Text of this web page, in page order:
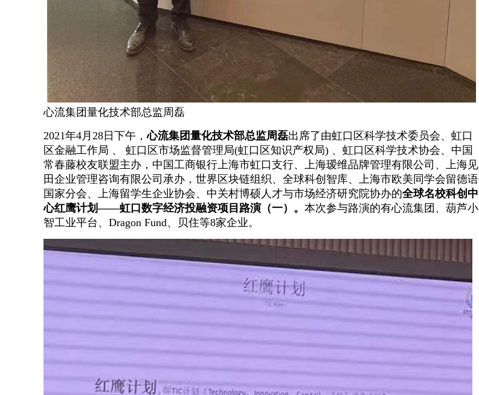
心流集团量化技术部总监周磊
2021年4月28日下午，心流集团量化技术部总监周磊出席了由虹口区科学技术委员会、虹口
区金融工作局 、 虹口区市场监督管理局(虹口区知识产权局) 、虹口区科学技术协会、中国
常春藤校友联盟主办，中国工商银行上海市虹口支行、上海瑷维品牌管理有限公司、上海见
田企业管理咨询有限公司承办，世界区块链组织、全球科创智库、上海市欧美同学会留德语
国家分会、上海留学生企业协会、中关村博硕人才与市场经济研究院协办的全球名校科创中
心红鹰计划——虹口数字经济投融资项目路演（一）。 本次参与路演的有心流集团、葫芦小
智工业平台、Dragon Fund、贝住等8家企业。